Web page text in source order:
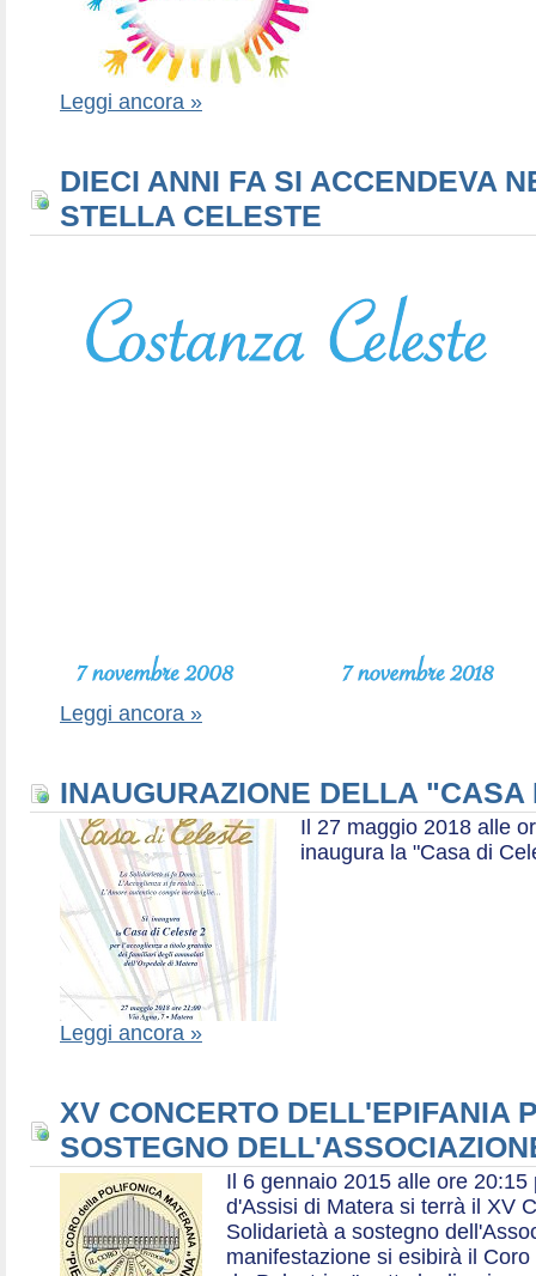
Leggi ancora »
DIECI ANNI FA SI ACCENDEVA
STELLA CELESTE
Leggi ancora »
INAUGURAZIONE DELLA
Il 27 maggio 2018 alle
inaugura la "Casa di
Leggi ancora »
XV CONCERTO DELL'EPIFANIA
SOSTEGNO
Il 6 gennaio 2015 alle ore
d'Assisi di Matera si terrà il XV
Solidarietà a sostegno
manifestazione si esibirà il